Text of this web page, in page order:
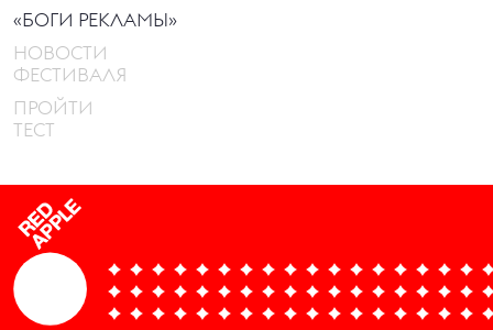
«БОГИ РЕКЛАМЫ»
НОВОСТИ
ФЕСТИВАЛЯ
ПРОЙТИ
ТЕСТ